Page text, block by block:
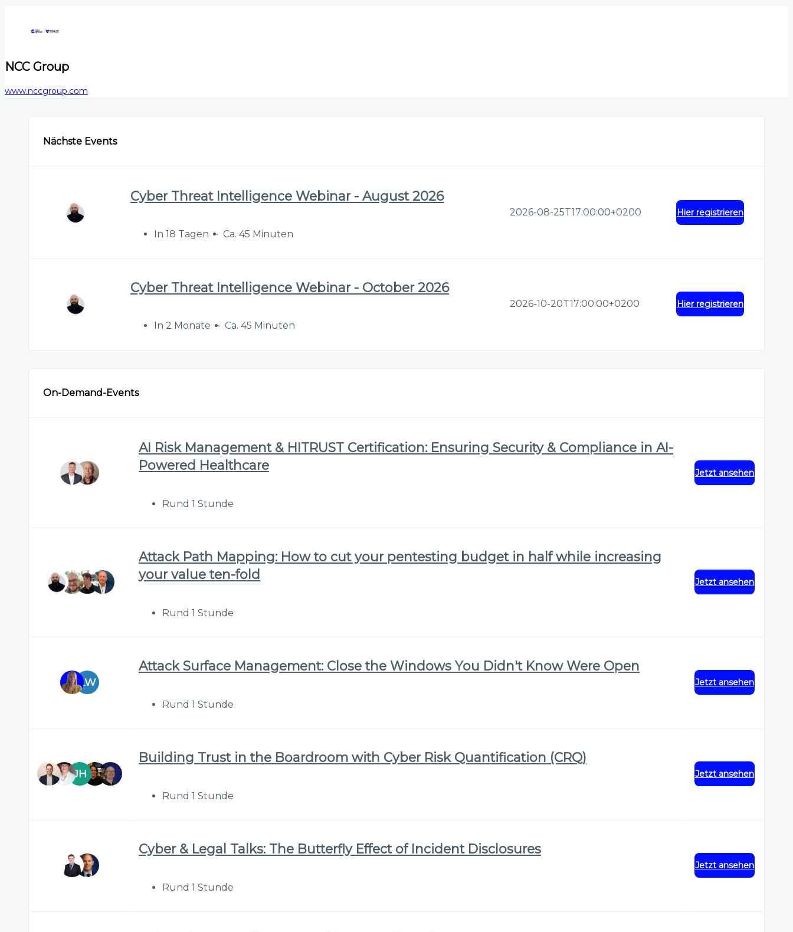
NCC Group
www.nccgroup.com
Nächste Events
Cyber Threat Intelligence Webinar - August 2026
In 18 Tagen Ca. 45 Minuten
2026-08-25T17:00:00+0200 Hier registrieren
Cyber Threat Intelligence Webinar - October 2026
In 2 Monate Ca. 45 Minuten
2026-10-20T17:00:00+0200 Hier registrieren
On-Demand-Events
AI Risk Management & HITRUST Certification: Ensuring Security & Compliance in AI-
Powered Healthcare
Rund 1 Stunde
Jetzt ansehen
Attack Path Mapping: How to cut your pentesting budget in half while increasing
your value ten-fold
Rund 1 Stunde
Jetzt ansehen
LW
Attack Surface Management: Close the Windows You Didn't Know Were Open
Rund 1 Stunde
Jetzt ansehen
JH
Building Trust in the Boardroom with Cyber Risk Quantification (CRQ)
Rund 1 Stunde
Jetzt ansehen
Cyber & Legal Talks: The Butterfly Effect of Incident Disclosures
Rund 1 Stunde
Jetzt ansehen